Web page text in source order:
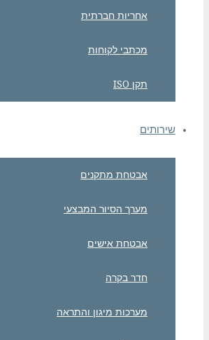
אחריות חברתית
מכתבי לקוחות
תקן ISO
שירותים
אבטחת מתקנים
מערך הסיור המבצעי
אבטחת אישים
חדר בקרה
מערכות מיגון והתראה